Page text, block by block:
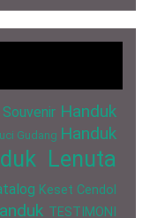
Handuk
Gudang Handuk
Lenuta
Keset Cendol
TESTIMONI